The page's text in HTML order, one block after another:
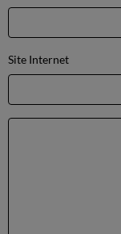
Site Internet